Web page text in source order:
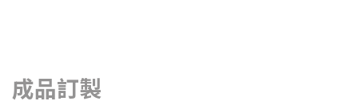
成品訂製